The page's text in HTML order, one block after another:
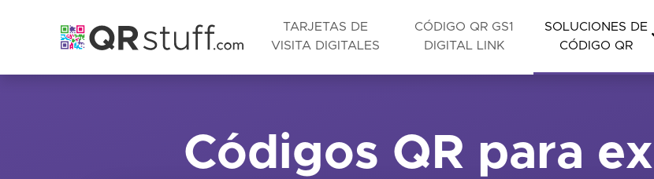
TARJETAS DE
VISITA DIGITALES
CÓDIGO QR GS1
DIGITAL LINK
SOLUCIONES DE
CÓDIGO QR
Códigos QR para